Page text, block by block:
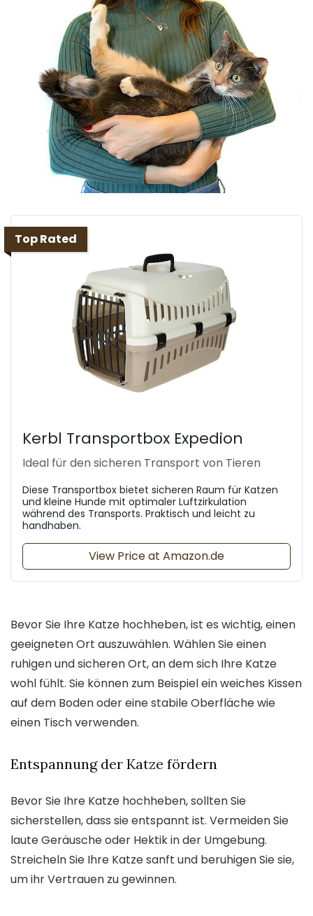
Top Rated
Kerbl Transportbox Expedion
Ideal für den sicheren Transport von Tieren
Diese Transportbox bietet sicheren Raum für Katzen
und kleine Hunde mit optimaler Luftzirkulation
während des Transports. Praktisch und leicht zu
handhaben.
View Price at Amazon.de
Bevor Sie Ihre Katze hochheben, ist es wichtig, einen
geeigneten Ort auszuwählen. Wählen Sie einen
ruhigen und sicheren Ort, an dem sich Ihre Katze
wohl fühlt. Sie können zum Beispiel ein weiches Kissen
auf dem Boden oder eine stabile Oberfläche wie
einen Tisch verwenden.
Entspannung der Katze fördern
Bevor Sie Ihre Katze hochheben, sollten Sie
sicherstellen, dass sie entspannt ist. Vermeiden Sie
laute Geräusche oder Hektik in der Umgebung.
Streicheln Sie Ihre Katze sanft und beruhigen Sie sie,
um ihr Vertrauen zu gewinnen.